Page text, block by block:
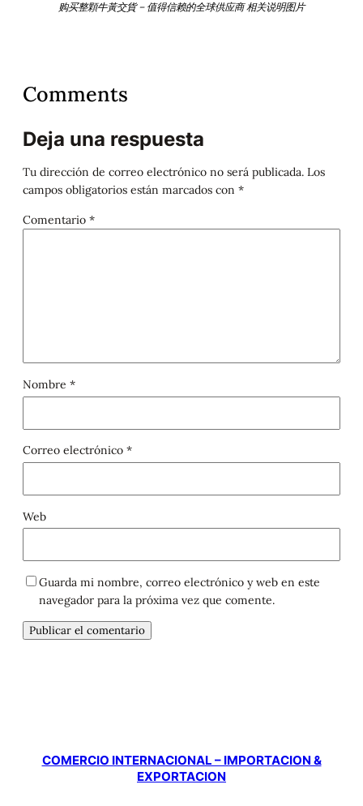
购买整顆牛黃交貨 – 值得信赖的全球供应商 相关说明图片
Comments
Deja una respuesta
Tu dirección de correo electrónico no será publicada. Los
campos obligatorios están marcados con *
Comentario *
Nombre *
Correo electrónico *
Web
Guarda mi nombre, correo electrónico y web en este
navegador para la próxima vez que comente.
COMERCIO INTERNACIONAL – IMPORTACION &
EXPORTACION